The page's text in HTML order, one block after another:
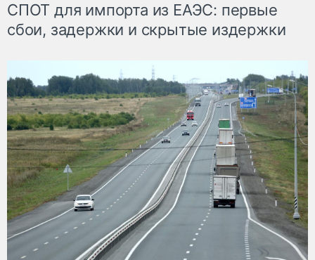
СПОТ для импорта из ЕАЭС: первые
сбои, задержки и скрытые издержки